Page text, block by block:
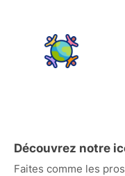
Découvrez notre
Faites comme les